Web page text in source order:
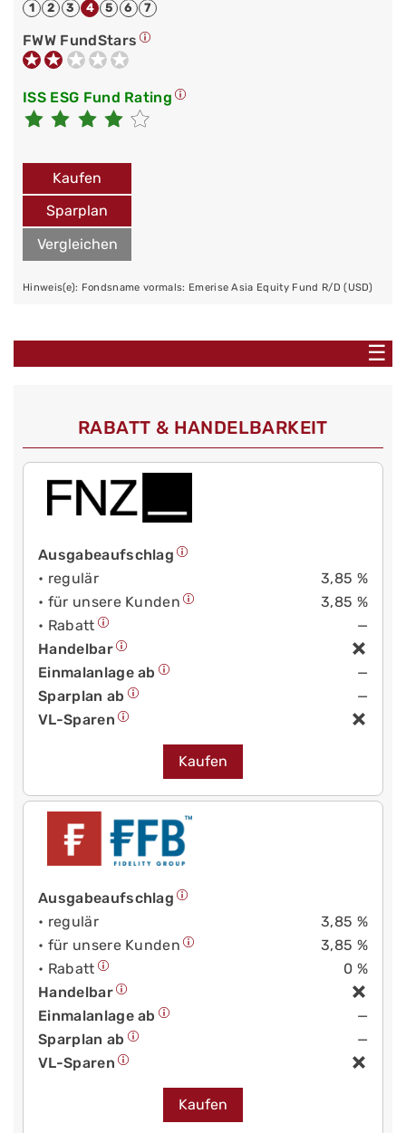
1 2 3 4 5 6 7
FWW FundStars
ISS ESG Fund Rating
Kaufen
Sparplan
Vergleichen
Hinweis(e): Fondsname vormals: Emerise Asia Equity Fund R/D (USD)
☰
RABATT & HANDELBARKEIT
Ausgabeaufschlag
• regulär
3,85 %
• für unsere Kunden
3,85 %
• Rabatt
—
Handelbar
Einmalanlage ab
—
Sparplan ab
—
VL-Sparen
Kaufen
Ausgabeaufschlag
• regulär
3,85 %
• für unsere Kunden
3,85 %
• Rabatt
0 %
Handelbar
Einmalanlage ab
—
Sparplan ab
—
VL-Sparen
Kaufen